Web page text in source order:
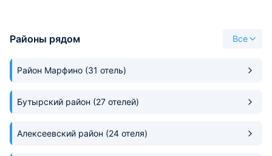
Районы рядом Все
Район Марфино (31 отель)
Бутырский район (27 отелей)
Алексеевский район (24 отеля)